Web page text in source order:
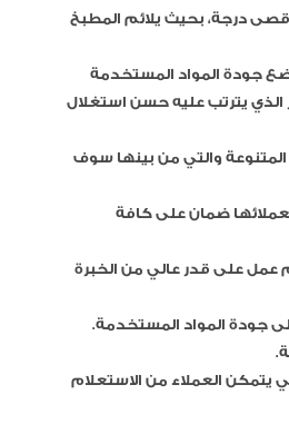
درجة، بحيث يلائم المطبخ
جودة المواد المستخدمة
الذي يترتب عليه حسن استغلال
المتنوعة والتي من بينها سوف
لعملائها ضمان على كافة
عمل على قدر عالي من الخبرة
جودة المواد المستخدمة.
خدمة عملاء متوفرة على مدار 24 ساعة لكي يتمكن العملاء من الاستعلام